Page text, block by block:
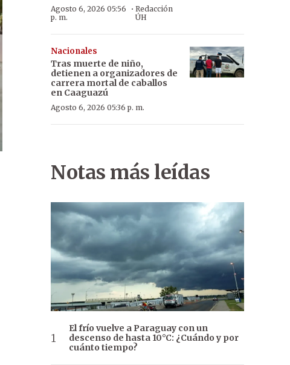
Agosto 6, 2026 05:56
p. m.
· Redacción
ÚH
Nacionales
Tras muerte de niño,
detienen a organizadores de
carrera mortal de caballos
en Caaguazú
Agosto 6, 2026 05:36 p. m.
Notas más leídas
El frío vuelve a Paraguay con un
descenso de hasta 10°C: ¿Cuándo y por
cuánto tiempo?